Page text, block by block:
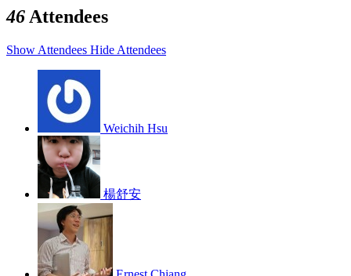
46 Attendees
Show Attendees Hide Attendees
Weichih Hsu
楊舒安